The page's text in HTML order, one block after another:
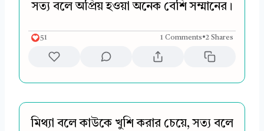
সত্য বলে অপ্রিয় হওয়া অনেক বেশি সম্মানের।
51 1 Comments•2 Shares
মিথ্যা বলে কাউকে খুশি করার চেয়ে, সত্য বলে